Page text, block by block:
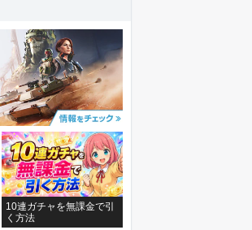
10連ガチャを無課金で引
く方法